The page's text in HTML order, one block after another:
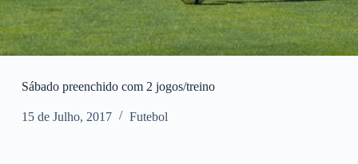
Sábado preenchido com 2 jogos/treino
15 de Julho, 2017 Futebol